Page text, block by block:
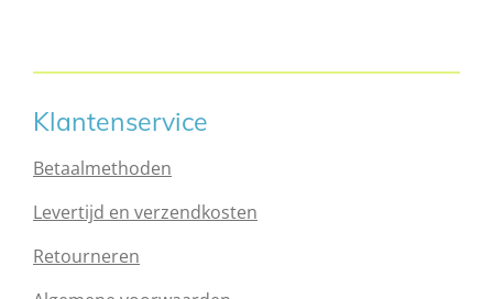
Klantenservice
Betaalmethoden
Levertijd en verzendkosten
Retourneren